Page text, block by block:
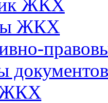
ЖКХ
ЖКХ
документов
ЖКХ